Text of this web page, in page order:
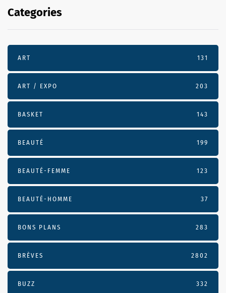
Categories
ART 131
ART / EXPO 203
BASKET 143
BEAUTÉ 199
BEAUTÉ-FEMME 123
BEAUTÉ-HOMME 37
BONS PLANS 283
BRÈVES 2802
BUZZ 332